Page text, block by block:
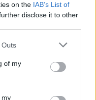
on the IAB’s List of
disclose it to other
one or more Google
You may click to
its third-party tags to
in below Google
Outs
of my
my